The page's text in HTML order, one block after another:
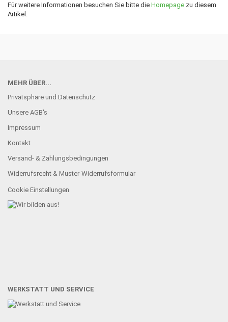
Für weitere Informationen besuchen Sie bitte die Homepage zu diesem
Artikel.
MEHR ÜBER...
Privatsphäre und Datenschutz
Unsere AGB's
Impressum
Kontakt
Versand- & Zahlungsbedingungen
Widerrufsrecht & Muster-Widerrufsformular
Cookie Einstellungen
WERKSTATT UND SERVICE